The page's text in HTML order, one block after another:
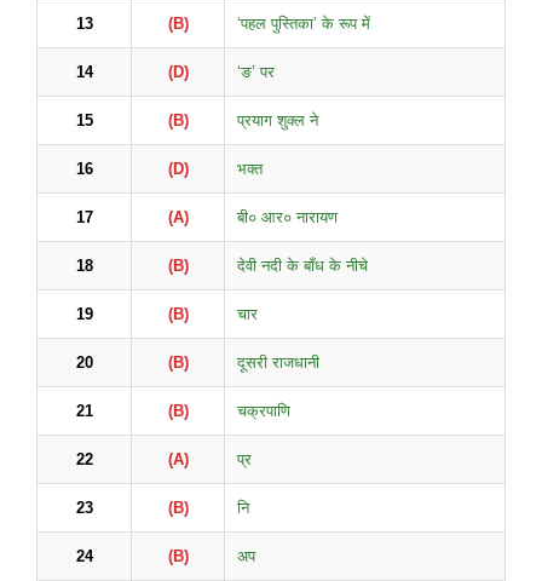
13 (B) ‘पहल पुस्तिका’ के रूप में
14 (D) ‘ङ’ पर
15 (B) प्रयाग शुक्ल ने
16 (D) भक्त
17 (A) बी० आर० नारायण
18 (B) देवी नदी के बाँध के नीचे
19 (B) चार
20 (B) दूसरी राजधानी
21 (B) चक्रपाणि
22 (A) प्र
23 (B) नि
24 (B) अप